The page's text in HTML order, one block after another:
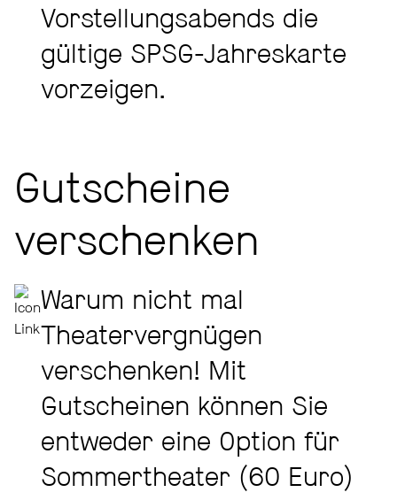
Vorstellungsabends die
gültige SPSG-Jahreskarte
vorzeigen.
Gutscheine
verschenken
Warum nicht mal
Theatervergnügen
verschenken! Mit
Gutscheinen können Sie
entweder eine Option für
Sommertheater (60 Euro)